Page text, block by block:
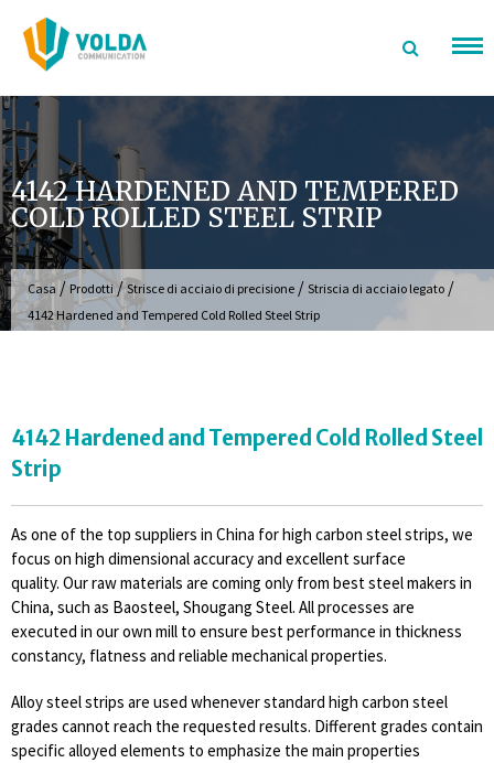
contenuto
4142 HARDENED AND TEMPERED
COLD ROLLED STEEL STRIP
Casa / Prodotti/Strisce di acciaio di precisione / Striscia di acciaio legato /
4142 Hardened and Tempered Cold Rolled Steel Strip
4142 Hardened and Tempered Cold Rolled Steel
Strip
As one of the top suppliers in China for high carbon steel strips, we
focus on high dimensional accuracy and excellent surface
quality. Our raw materials are coming only from best steel makers in
China, such as Baosteel, Shougang Steel. All processes are
executed in our own mill to ensure best performance in thickness
constancy, flatness and reliable mechanical properties.
Alloy steel strips are used whenever standard high carbon steel
grades cannot reach the requested results. Different grades contain
specific alloyed elements to emphasize the main properties